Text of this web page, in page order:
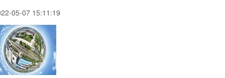
05-07 15:11:19